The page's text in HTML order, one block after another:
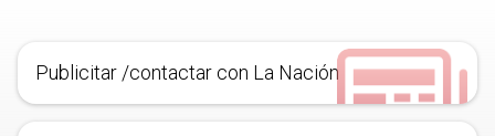
Publicitar /contactar con La Nación